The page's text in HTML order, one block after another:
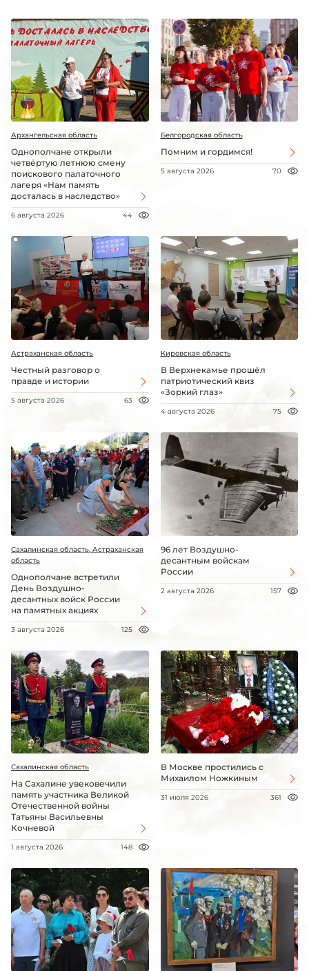
Архангельская область
Однополчане открыли
четвёртую летнюю смену
поискового палаточного
лагеря «Нам память
досталась в наследство»
6 августа 2026 44
Белгородская область
Помним и гордимся!
5 августа 2026 70
Астраханская область
Честный разговор о
правде и истории
5 августа 2026 63
Кировская область
В Верхнекамье прошёл
патриотический квиз
«Зоркий глаз»
4 августа 2026 75
Сахалинская область, Астраханская
область
Однополчане встретили
День Воздушно-
десантных войск России
на памятных акциях
3 августа 2026 125
96 лет Воздушно-
десантным войскам
России
2 августа 2026 157
Сахалинская область
На Сахалине увековечили
память участника Великой
Отечественной войны
Татьяны Васильевны
Кочневой
1 августа 2026 148
В Москве простились с
Михаилом Ножкиным
31 июля 2026 361